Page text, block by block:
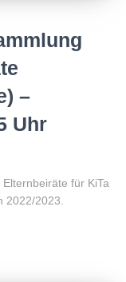
–
Uhr
für KiTa
2022/2023.